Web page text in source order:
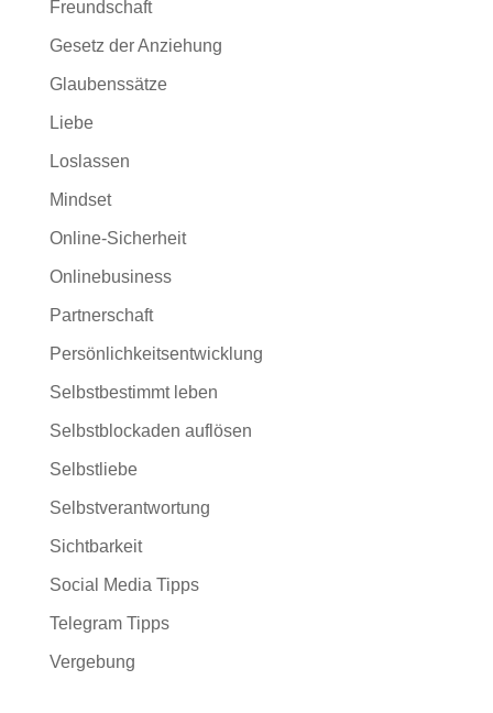
Freundschaft
Gesetz der Anziehung
Glaubenssätze
Liebe
Loslassen
Mindset
Online-Sicherheit
Onlinebusiness
Partnerschaft
Persönlichkeitsentwicklung
Selbstbestimmt leben
Selbstblockaden auflösen
Selbstliebe
Selbstverantwortung
Sichtbarkeit
Social Media Tipps
Telegram Tipps
Vergebung